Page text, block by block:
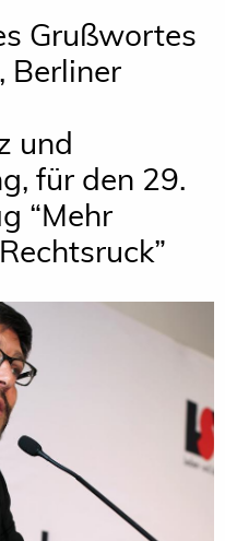
Grußwortes
Berliner
und
für den 29.
“Mehr